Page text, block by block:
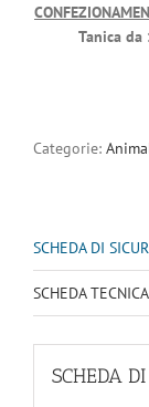
Tanica
Categorie:
SCHEDA DI
SCHEDA TECNICA
SCHEDA